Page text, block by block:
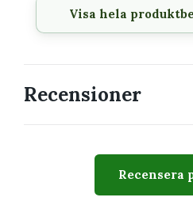
Vetenskapligt
namn
Familj
Låg,
Svårighetsgrad
Visa hela
Recensioner
Recensera